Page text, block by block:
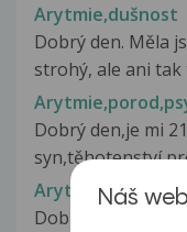
Arytmie,dušnost
Dobrý den. Měla
strohý, ale ani tak
Dobrý den,je mi
syn,těhotenství
Arytmie?
Dobrý den p.
Náš